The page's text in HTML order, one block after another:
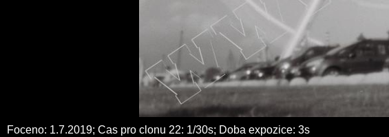
Foceno: 1.7.2019; Cas pro clonu 22: 1/30s; Doba expozice: 3s